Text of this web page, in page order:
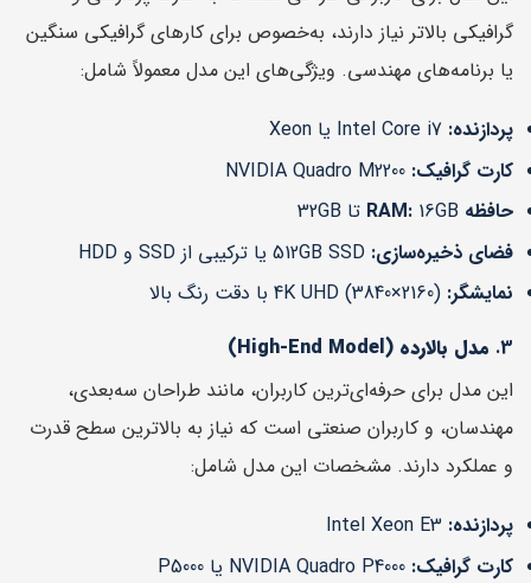
گرافیکی بالاتر نیاز دارند، به‌خصوص برای کارهای گرافیکی سنگین
یا برنامه‌های مهندسی. ویژگی‌های این مدل معمولاً شامل:
پردازنده:
کارت گرافیک:
حافظه RAM: 16GB تا 32GB
فضای ذخیره‌سازی:
نمایشگر:
3. مدل بالارده (High-End Model)
این مدل برای حرفه‌ای‌ترین کاربران، مانند طراحان سه‌بعدی،
مهندسان، و کاربران صنعتی است که نیاز به بالاترین سطح قدرت
و عملکرد دارند. مشخصات این مدل شامل:
پردازنده:
کارت گرافیک: